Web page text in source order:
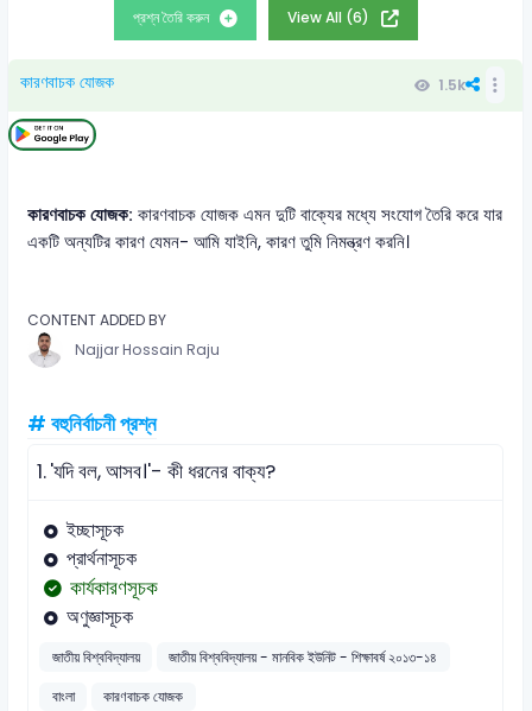
প্রশ্ন তৈরি করুন View All (6)
কারণবাচক যোজক 1.5k
কারণবাচক যোজক:কারণবাচক যোজক এমন দুটি বাক্যের মধ্যে সংযোগ তৈরি করে যার
একটি অন্যটির কারণ যেমন- আমি যাইনি, কারণ তুমি নিমন্ত্রণ করনি।
CONTENT ADDED BY
Najjar Hossain Raju
# বহুনির্বাচনী প্রশ্ন
1.'যদি বল, আসব।'- কী ধরনের বাক্য?
ইচ্ছাসূচক
প্রার্থনাসূচক
কার্যকারণসূচক
অণুজ্ঞাসূচক
জাতীয় বিশ্ববিদ্যালয়
জাতীয় বিশ্ববিদ্যালয় - মানবিক ইউনিট - শিক্ষাবর্ষ ২০১৩-১৪
বাংলা
কারণবাচক যোজক